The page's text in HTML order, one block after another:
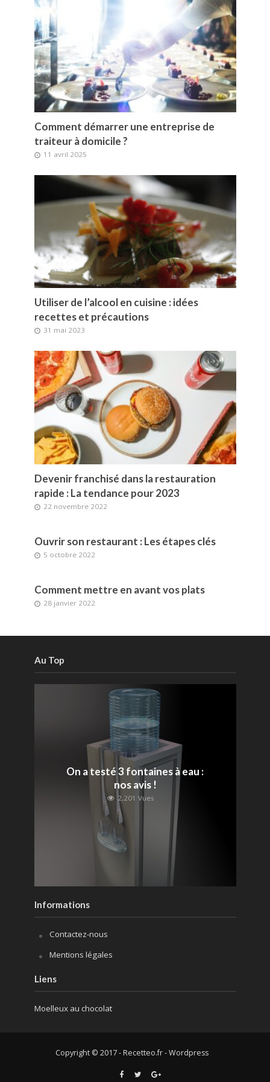
Comment démarrer une entreprise de
traiteur à domicile ?
11 avril 2025
Utiliser de l’alcool en cuisine : idées
recettes et précautions
31 mai 2023
Devenir franchisé dans la restauration
rapide : La tendance pour 2023
22 novembre 2022
Ouvrir son restaurant : Les étapes clés
5 octobre 2022
Comment mettre en avant vos plats
28 janvier 2022
Au Top
On a testé 3 fontaines à eau :
nos avis !
2,201 Vues
Informations
Contactez-nous
Mentions légales
Liens
Moelleux au chocolat
Copyright © 2017 - Recetteo.fr - Wordpress